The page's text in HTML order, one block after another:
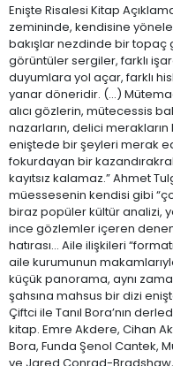
Enişte Risalesi Kitap
zemininde, kendisine
bakışlar nezdinde bir topaç
görüntüler sergiler, farklı
duyumlara yol açar, farklı
yanar döneridir. (…)
alıcı gözlerin, mütecessis
nazarların, delici
eniştede bir şeyleri merak
fokurdayan bir
kayıtsız kalamaz.” Ahmet
müessesenin kendisi gibi
biraz popüler kültür analizi,
ince gözlemler içeren
hatırası… Aile ilişkileri
aile kurumunun
küçük panorama, aynı
şahsına mahsus bir dizi
Çiftci ile Tanıl Bora’nın
kitap. Emre Akdere, Cihan
Bora, Funda Şenol Cantek,